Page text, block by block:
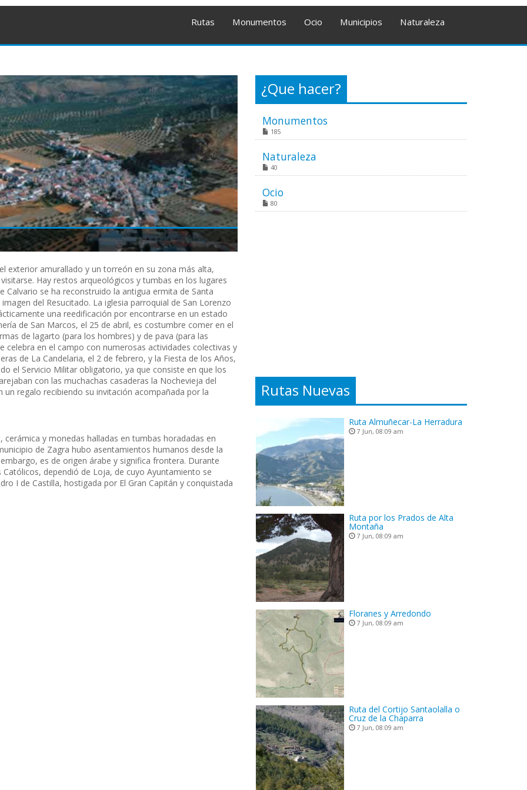
Rutas Monumentos Ocio Municipios Naturaleza
exterior amurallado y un torreón en su zona más alta,
Hay restos arqueológicos y tumbas en los lugares
se ha reconstruido la antigua ermita de Santa
del Resucitado. La iglesia parroquial de San Lorenzo
una reedificación por encontrarse en un estado
de San Marcos, el 25 de abril, es costumbre comer en el
de lagarto (para los hombres) y de pava (para las
celebra en el campo con numerosas actividades colectivas y
de La Candelaria, el 2 de febrero, y la Fiesta de los Años,
el Servicio Militar obligatorio, ya que consiste en que los
con las muchachas casaderas la Nochevieja del
regalo recibiendo su invitación acompañada por la
y monedas halladas en tumbas horadadas en
de Zagra hubo asentamientos humanos desde la
es de origen árabe y significa frontera. Durante
dependió de Loja, de cuyo Ayuntamiento se
I de Castilla, hostigada por El Gran Capitán y conquistada
¿Que hacer?
Monumentos
185
Naturaleza
40
Ocio
80
Rutas Nuevas
Ruta Almuñecar-La Herradura
7 Jun, 08:09 am
Ruta por los Prados de Alta
Montaña
7 Jun, 08:09 am
Floranes y Arredondo
7 Jun, 08:09 am
Ruta del Cortijo Santaolalla o
Cruz de la Chaparra
7 Jun, 08:09 am